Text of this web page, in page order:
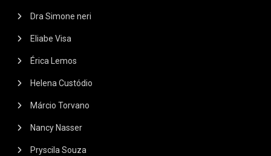
Dra Simone neri
Eliabe Visa
Érica Lemos
Helena Custódio
Márcio Torvano
Nancy Nasser
Pryscila Souza